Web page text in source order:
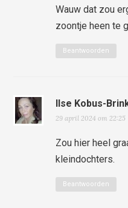
Wauw dat zou
zoontje heen te
Beantwoorden
Ilse Kobus-
29 april 2024 om 22:25
Zou hier heel
kleindochters.
Beantwoorden